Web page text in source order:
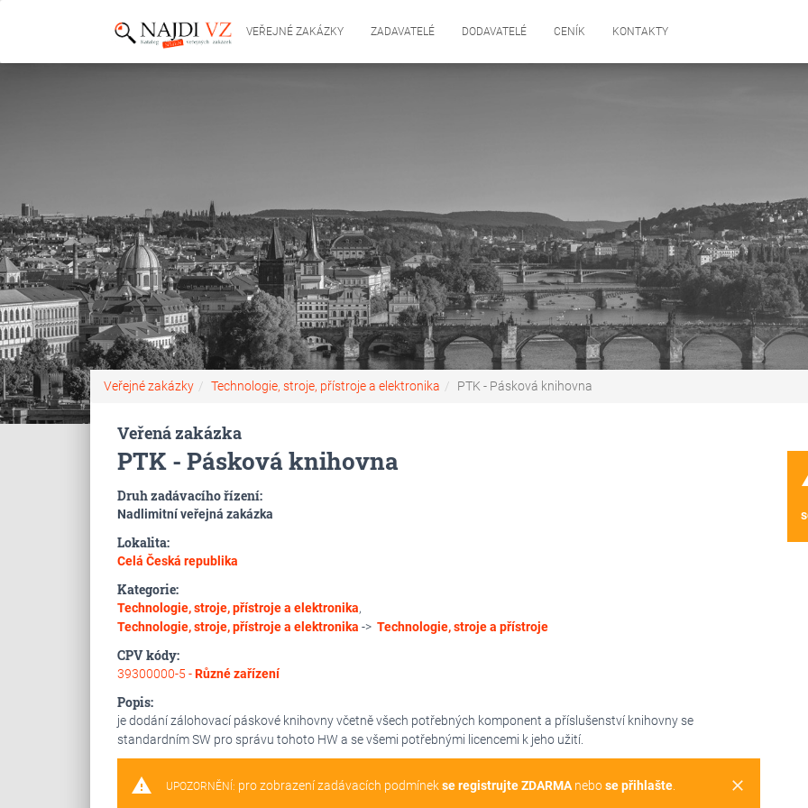
VEŘEJNÉ ZAKÁZKY ZADAVATELÉ DODAVATELÉ CENÍK KONTAKTY
Veřejné zakázky Technologie, stroje, přístroje a elektronika PTK - Pásková knihovna
Veřená zakázka
PTK - Pásková knihovna
Druh zadávacího řízení:
Nadlimitní veřejná zakázka
Lokalita:
Celá Česká republika
Kategorie:
Technologie, stroje, přístroje a elektronika,
Technologie, stroje, přístroje a elektronika -> Technologie, stroje a přístroje
CPV kódy:
39300000-5 -Různé zařízení
Popis:
je dodání zálohovací páskové knihovny včetně všech potřebných komponent a příslušenství knihovny se
standardním SW pro správu tohoto HW a se všemi potřebnými licencemi k jeho užití.
warning clear
UPOZORNĚNÍ: pro zobrazení zadávacích podmínekse registrujte ZDARMAnebose přihlašte.